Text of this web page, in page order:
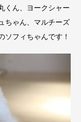
くん、ヨークシャー
ちゃん、マルチーズ
ソフィちゃんです！